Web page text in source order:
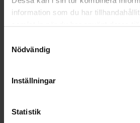
information som du har
Nödvändig
Inställningar
Statistik
SAMARBETEN